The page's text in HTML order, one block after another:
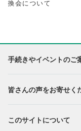
換会について
手続きやイベントのご
皆さんの声をお寄せく
このサイトについて